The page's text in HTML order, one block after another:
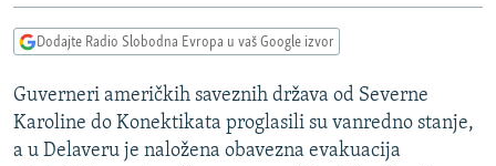
Pređite
na
VIDEO
FOTOGALERIJE
INFOGRAFIKE
PODCASTI
RAT U UKRAJINI
KINA NA BALKANU
Dodajte Radio Slobodna Evropa u vaš Google izvor
Guverneri američkih saveznih država od Severne
Karoline do Konektikata proglasili su vanredno stanje,
a u Delaveru je naložena obavezna evakuacija